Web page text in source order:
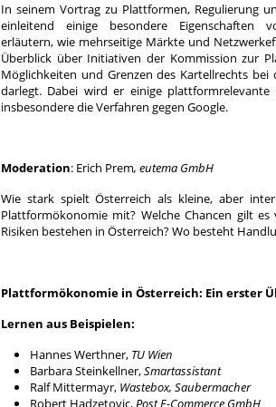
In seinem Vortrag zu Plattformen, Regulierung
einleitend einige besondere Eigenschaften
erläutern, wie mehrseitige Märkte und
Überblick über Initiativen der Kommission zur
Möglichkeiten und Grenzen des Kartellrechts
darlegt. Dabei wird er einige plattformrelevante
insbesondere die Verfahren gegen Google.
Moderation: Erich Prem, eutema GmbH
Wie stark spielt Österreich als kleine, aber
Plattformökonomie mit? Welche Chancen gilt
Risiken bestehen in Österreich? Wo besteht
Plattformökonomie in Österreich: Ein erster
Lernen aus Beispielen:
Hannes Werthner, TU Wien
Barbara Steinkellner,Smartassistant
Ralf Mittermayr, Wastebox, Saubermacher
Robert Hadzetovic,Post E-Commerce GmbH